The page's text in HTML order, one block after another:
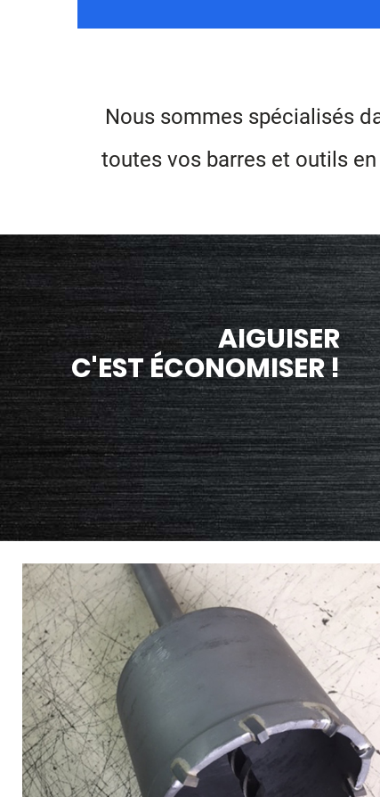
Nous sommes spécialisés
toutes vos barres et outils
AIGUISER
C'EST ÉCONOMISER !